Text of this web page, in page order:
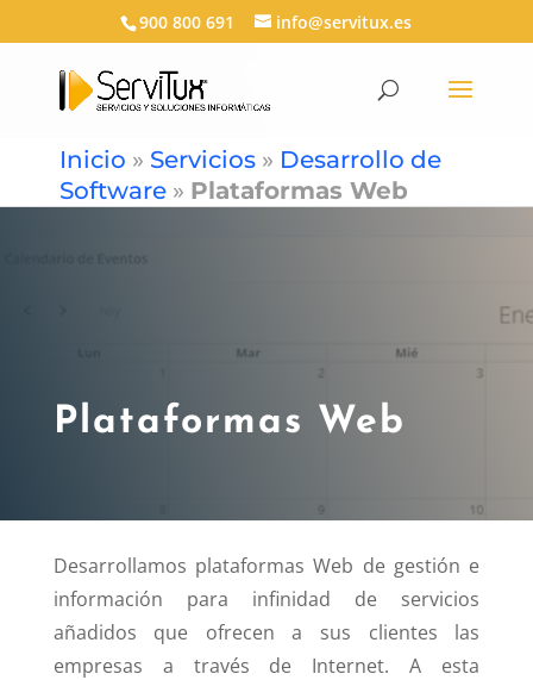
900 800 691 info@servitux.es
Inicio » Servicios» Desarrollo de
Software» Plataformas Web
Plataformas Web
Desarrollamos plataformas Web de gestión e
información para infinidad de servicios
añadidos que ofrecen a sus clientes las
empresas a través de Internet. A esta